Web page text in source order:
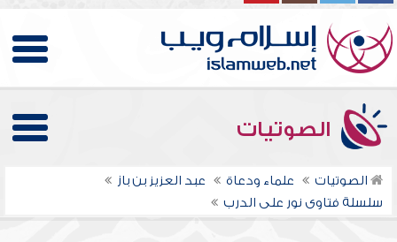
الصوتيات
الصوتيات علماء ودعاة
عبد العزيز بن باز
سلسلة فتاوى نور على الدرب